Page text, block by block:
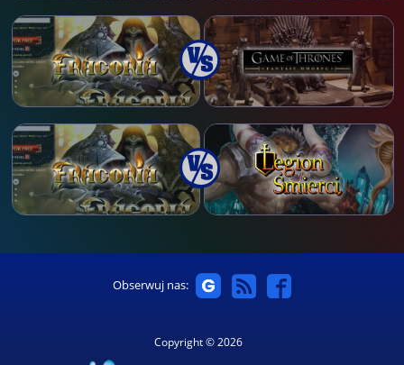
Obserwuj nas:
Copyright © 2026